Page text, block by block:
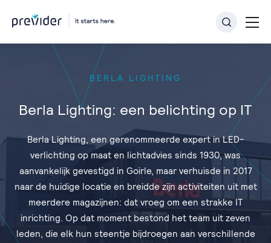
BERLA LIGHTING
Berla Lighting: een belichting op IT
Berla Lighting, een gerenommeerde expert in LED-
verlichting op maat en lichtadvies sinds 1930, was
aanvankelijk gevestigd in Goirle, maar verhuisde in 2017
naar de huidige locatie en breidde zijn activiteiten uit met
meerdere magazijnen: dat vroeg om een strakke IT
inrichting. Op dat moment bestond het team uit zeven
leden, die elk hun steentje bijdroegen aan verschillende